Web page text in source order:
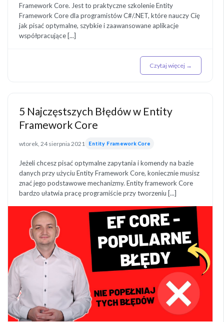
Framework Core. Jest to praktyczne szkolenie Entity
Framework Core dla programistów C#/.NET, które nauczy Cię
jak pisać optymalne, szybkie i zaawansowane aplikacje
współpracujące [...]
Czytaj więcej →
5 Najczęstszych Błędów w Entity
Framework Core
wtorek, 24 sierpnia 2021 Entity Framework Core
Jeżeli chcesz pisać optymalne zapytania i komendy na bazie
danych przy użyciu Entity Framework Core, koniecznie musisz
znać jego podstawowe mechanizmy. Entity framework Core
bardzo ułatwia pracę programiście przy tworzeniu [...]